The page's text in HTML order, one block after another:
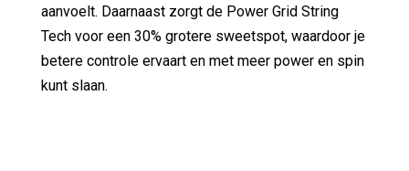
aanvoelt. Daarnaast zorgt de Power Grid String
Tech voor een 30% grotere sweetspot, waardoor je
betere controle ervaart en met meer power en spin
kunt slaan.